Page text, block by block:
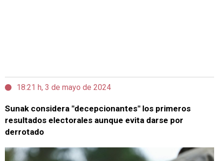
18:21 h, 3 de mayo de 2024
Sunak considera "decepcionantes" los primeros
resultados electorales aunque evita darse por
derrotado